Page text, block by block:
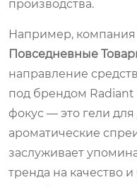
производства.
Например, компания
Повседневные
направление
под брендом Radiant
фокус — это гели
ароматические
заслуживает
тренда на качество